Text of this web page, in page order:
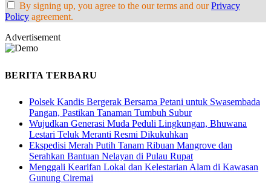
By signing up, you agree to the our terms and ourPrivacy
Policy agreement.
Advertisement
BERITA TERBARU
Polsek Kandis Bergerak Bersama Petani untuk Swasembada
Pangan, Pastikan Tanaman Tumbuh Subur
Wujudkan Generasi Muda Peduli Lingkungan, Bhuwana
Lestari Teluk Meranti Resmi Dikukuhkan
Ekspedisi Merah Putih Tanam Ribuan Mangrove dan
Serahkan Bantuan Nelayan di Pulau Rupat
Menggali Kearifan Lokal dan Kelestarian Alam di Kawasan
Gunung Ciremai